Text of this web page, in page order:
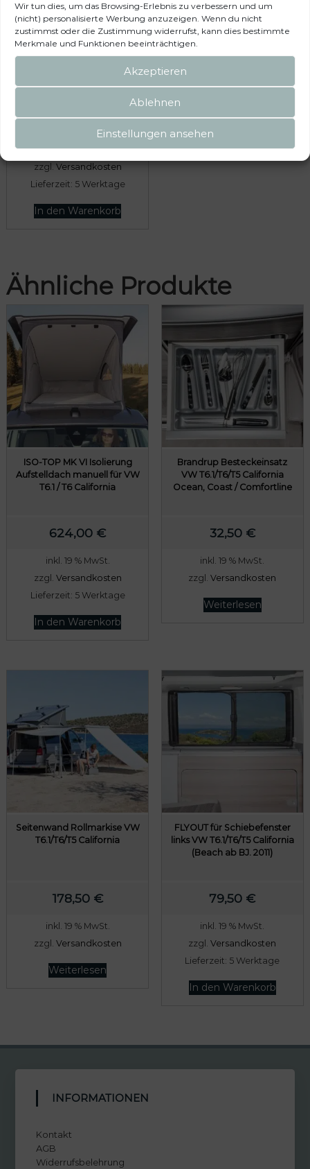
Wir tun dies, um das Browsing-Erlebnis zu verbessern und um
(nicht) personalisierte Werbung anzuzeigen. Wenn du nicht
zustimmst oder die Zustimmung widerrufst, kann dies bestimmte
Merkmale und Funktionen beeinträchtigen.
Akzeptieren
Ablehnen
Einstellungen ansehen
49,50€
inkl. 19 % MwSt.
zzgl. Versandkosten
Lieferzeit: 5 Werktage
In den Warenkorb
Ähnliche Produkte
ISO-TOP MK VI Isolierung
Aufstelldach manuell für VW
T6.1 / T6 California
624,00 €
inkl. 19 % MwSt.
zzgl. Versandkosten
Lieferzeit: 5 Werktage
In den Warenkorb
Brandrup Besteckeinsatz
VW T6.1/T6/T5 California
Ocean, Coast / Comfortline
32,50 €
inkl. 19 % MwSt.
zzgl.Versandkosten
Weiterlesen
Seitenwand Rollmarkise VW
T6.1/T6/T5 California
178,50 €
inkl. 19 % MwSt.
zzgl. Versandkosten
Weiterlesen
FLYOUT für Schiebefenster
links VW T6.1/T6/T5 California
(Beach ab BJ. 2011)
79,50 €
inkl. 19 % MwSt.
zzgl.Versandkosten
Lieferzeit: 5 Werktage
In den Warenkorb
INFORMATIONEN
Kontakt
AGB
Widerrufsbelehrung